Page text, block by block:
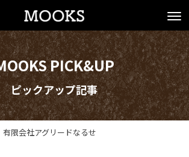
PICK&UP
ピックアップ記事
有限会社アグリードなるせ